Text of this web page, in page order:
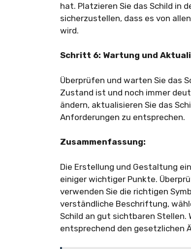
hat. Platzieren Sie das Schild in
sicherzustellen, dass es von
wird.
Schritt 6: Wartung und
Überprüfen und warten Sie das
Zustand ist und noch immer
ändern, aktualisieren Sie das
Anforderungen zu entsprechen.
Zusammenfassung:
Die Erstellung und Gestaltung
einiger wichtiger Punkte.
verwenden Sie die richtigen
verständliche Beschriftung,
Schild an gut sichtbaren Stellen.
entsprechend den gesetzlichen